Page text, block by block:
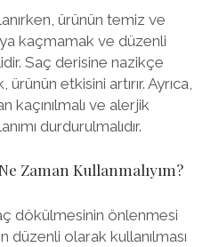
ürünün temiz ve
kaçmamak ve düzenli
Saç derisine nazikçe
etkisini artırır. Ayrıca,
kaçınılmalı ve alerjik
durdurulmalıdır.
Zaman Kullanmalıyım?
dökülmesinin önlenmesi
düzenli olarak kullanılması